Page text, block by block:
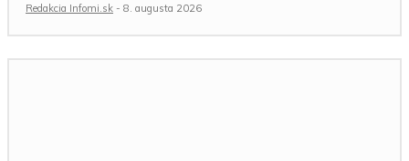
Redakcia Infomi.sk - 8. augusta 2026